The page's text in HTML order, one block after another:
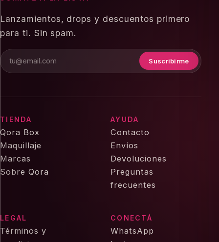
Lanzamientos, drops y descuentos primero
para ti. Sin spam.
Suscribirme
TIENDA
Qora Box
Maquillaje
Marcas
Sobre Qora
AYUDA
Contacto
Envíos
Devoluciones
Preguntas
frecuentes
LEGAL
Términos y
CONECTÁ
WhatsApp